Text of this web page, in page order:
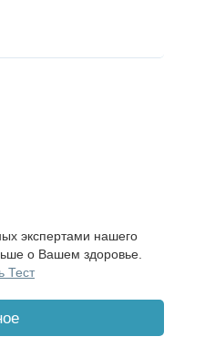
экспертами нашего
о Вашем здоровье.
Тест